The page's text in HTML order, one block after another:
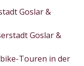
Goslar &
Goslar &
Touren in der